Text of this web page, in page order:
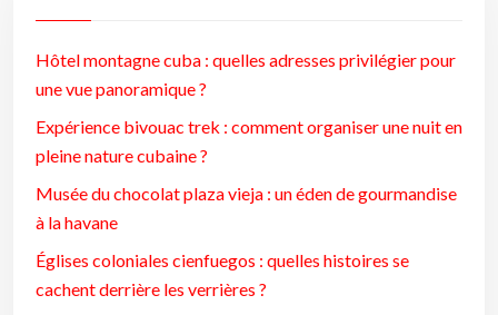
Hôtel montagne cuba : quelles adresses privilégier pour
une vue panoramique ?
Expérience bivouac trek : comment organiser une nuit en
pleine nature cubaine ?
Musée du chocolat plaza vieja : un éden de gourmandise
à la havane
Églises coloniales cienfuegos : quelles histoires se
cachent derrière les verrières ?